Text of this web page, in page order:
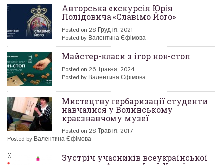
Авторська екскурсія Юрія
Полідовича «Славімо Його»
Posted on 28 Грудня, 2021
Posted by Валентина Єфімова
Майстер-класи з ігор нон-стоп
Posted on 26 Травня, 2024
Posted by Валентина Єфімова
Мистецтву гербаризації студенти
навчалися у Волинському
краєзнавчому музеї
Posted on 28 Травня, 2017
Posted by Валентина Єфімова
Зустріч учасників всеукраїнської